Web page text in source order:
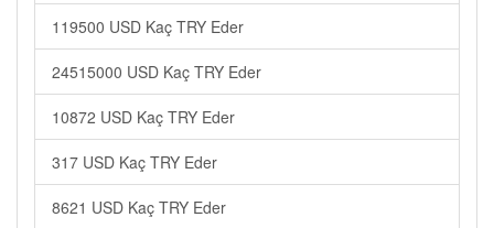
119500 USD Kaç TRY Eder
24515000 USD Kaç TRY Eder
10872 USD Kaç TRY Eder
317 USD Kaç TRY Eder
8621 USD Kaç TRY Eder